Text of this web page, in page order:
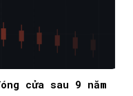
cửa sau 9 năm